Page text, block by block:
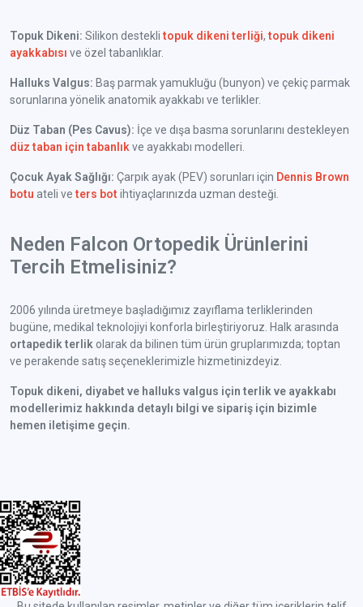
Topuk Dikeni: Silikon desteklitopuk dikeni terliği,topuk dikeni
ayakkabısı ve özel tabanlıklar.
Halluks Valgus: Baş parmak yamukluğu (bunyon) ve çekiç parmak
sorunlarına yönelik anatomik ayakkabı ve terlikler.
Düz Taban (Pes Cavus): İçe ve dışa basma sorunlarını destekleyen
düz taban için tabanlık ve ayakkabı modelleri.
Çocuk Ayak Sağlığı: Çarpık ayak (PEV) sorunları için Dennis Brown
botu ateli veters bot ihtiyaçlarınızda uzman desteği.
Neden Falcon Ortopedik Ürünlerini
Tercih Etmelisiniz?
2006 yılında üretmeye başladığımız zayıflama terliklerinden
bugüne, medikal teknolojiyi konforla birleştiriyoruz. Halk arasında
ortapedik terlik olarak da bilinen tüm ürün gruplarımızda; toptan
ve perakende satış seçeneklerimizle hizmetinizdeyiz.
Topuk dikeni, diyabet ve halluks valgus için terlik ve ayakkabı
modellerimiz hakkında detaylı bilgi ve sipariş için bizimle
hemen iletişime geçin.